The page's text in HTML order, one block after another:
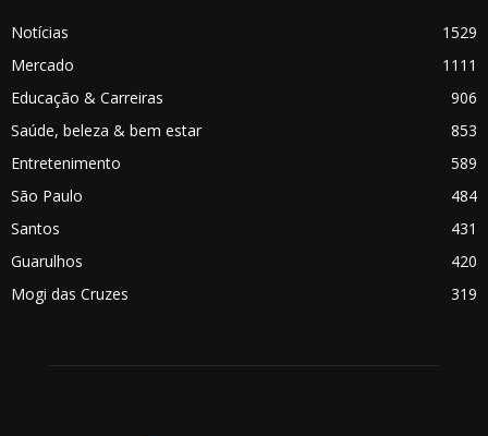
Notícias
1529
Mercado
1111
Educação & Carreiras
906
Saúde, beleza & bem estar
853
Entretenimento
589
São Paulo
484
Santos
431
Guarulhos
420
Mogi das Cruzes
319